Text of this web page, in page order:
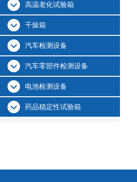
高温老化试验箱
干燥箱
汽车检测设备
汽车零部件检测设备
电池检测设备
药品稳定性试验箱